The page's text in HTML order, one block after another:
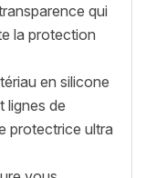
qui
la protection
en silicone
lignes de
protectrice ultra